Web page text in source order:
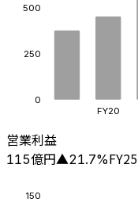
0
250
500
FY20
営業利益
115億円▲21.7%FY25
150